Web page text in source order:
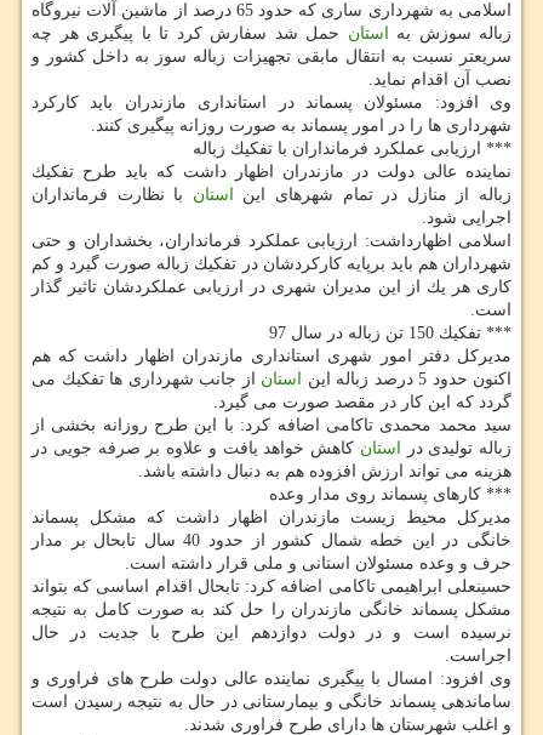
اسلامی به شهرداری ساری كه حدود 65 درصد از ماشین آلات نیروگاه
زباله سوزش به
استان حمل شد سفارش كرد تا با پیگیری هر چه
سریعتر نسبت به انتقال مابقی تجهیزات زباله سوز به داخل كشور و
نصب آن اقدام نماید.
وی افزود: مسئولان پسماند در استانداری مازندران باید كاركرد
شهرداری ها را در امور پسماند به صورت روزانه پیگیری كنند.
*** ارزیابی عملكرد فرمانداران با تفكیك زباله
نماینده عالی دولت در مازندران اظهار داشت كه باید طرح تفكیك
زباله از منازل در تمام شهرهای این
استان با نظارت فرمانداران
اجرایی شود.
اسلامی اظهارداشت: ارزیابی عملكرد فرمانداران، بخشداران و حتی
شهرداران هم باید برپایه كاركردشان در تفكیك زباله صورت گیرد و كم
كاری هر یك از این مدیران شهری در ارزیابی عملكردشان تاثیر گذار
است.
*** تفكیك 150 تن زباله در سال 97
مدیركل دفتر امور شهری استانداری مازندران اظهار داشت كه هم
اكنون حدود 5 درصد زباله این
استان از جانب شهرداری ها تفكیك می
گردد كه این كار در مقصد صورت می گیرد.
سید محمد محمدی تاكامی اضافه كرد: با این طرح روزانه بخشی از
زباله تولیدی در
استان كاهش خواهد یافت و علاوه بر صرفه جویی در
هزینه می تواند ارزش افزوده هم به دنبال داشته باشد.
*** كارهای پسماند روی مدار وعده
مدیركل محیط زیست مازندران اظهار داشت كه مشكل پسماند
خانگی در این خطه شمال كشور از حدود 40 سال تابحال بر مدار
حرف و وعده مسئولان استانی و ملی قرار داشته است.
حسینعلی ابراهیمی تاكامی اضافه كرد: تابحال اقدام اساسی كه بتواند
مشكل پسماند خانگی مازندران را حل كند به صورت كامل به نتیجه
نرسیده است و در دولت دوازدهم این طرح با جدیت در حال
اجراست.
وی افزود: امسال با پیگیری نماینده عالی دولت طرح های فراوری و
ساماندهی پسماند خانگی و بیمارستانی در حال به نتیجه رسیدن است
و اغلب شهرستان ها دارای طرح فراوری شدند.